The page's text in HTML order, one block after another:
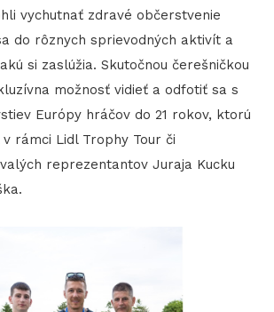
vychutnať zdravé občerstvenie
do rôznych sprievodných aktivít a
si zaslúžia. Skutočnou čerešničkou
možnosť vidieť a odfotiť sa s
Európy hráčov do 21 rokov, ktorú
rámci Lidl Trophy Tour či
reprezentantov Juraja Kucku